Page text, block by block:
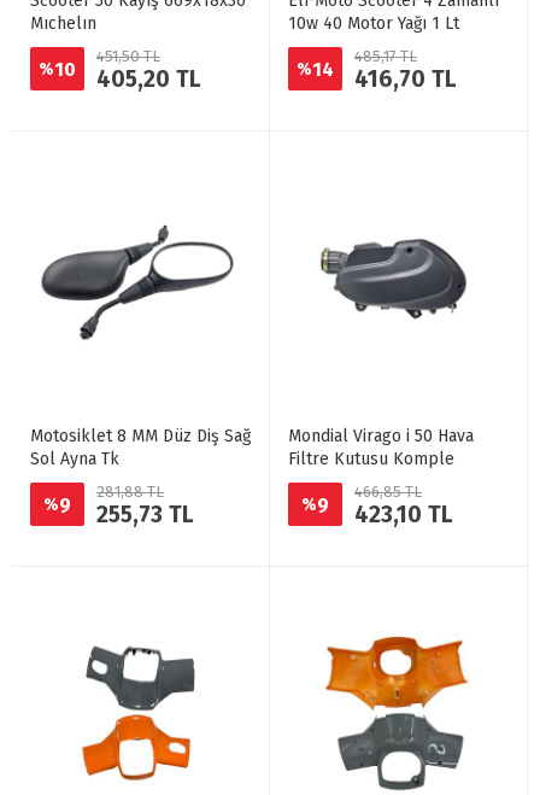
Mıchelın
%10
451,50 TL
405,20 TL
10w 40 Motor Yağı 1 Lt
%14
485,17 TL
416,70 TL
Motosiklet 8 MM Düz Diş Sağ
Sol Ayna Tk
%9
281,88 TL
255,73 TL
Mondial Virago i 50 Hava
Filtre Kutusu Komple
%9
466,85 TL
423,10 TL